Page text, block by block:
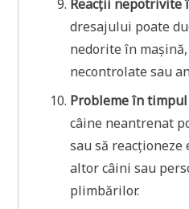
Reacții nepotrivite
dresajului poate
nedorite în
necontrolate sau
Probleme în
câine neantrenat
sau să
altor câini sau
plimbărilor.